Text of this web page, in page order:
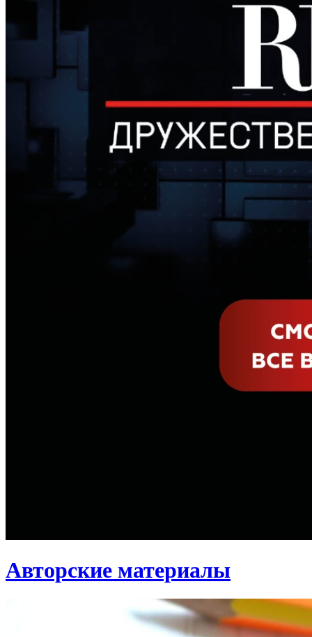
Авторские материалы